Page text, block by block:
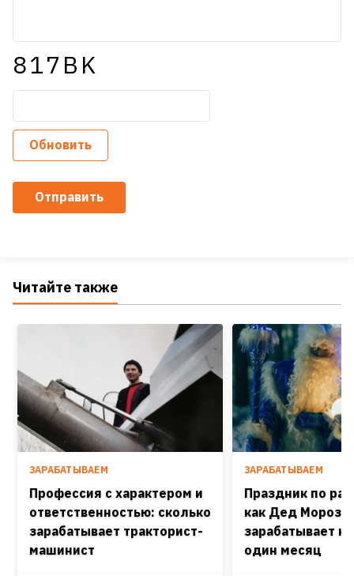
817BK
Обновить
Отправить
Читайте также
ЗАРАБАТЫВАЕМ
Профессия с характером и
ответственностью: сколько
зарабатывает тракторист-
машинист
ЗАРАБАТЫВАЕМ
Праздник по
как Дед Мороз
зарабатывает
один месяц